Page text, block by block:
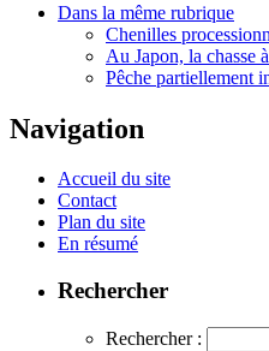
Dans la même rubrique
Chenilles
Au Japon, la chasse
Pêche partiellement
Navigation
Accueil du site
Contact
Plan du site
En résumé
Rechercher
Rechercher :